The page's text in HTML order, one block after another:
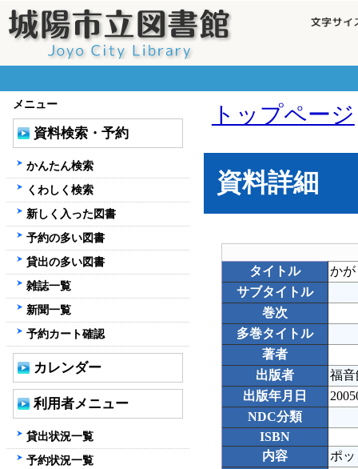
トップページ
資料詳細
タイトル
か
サブタイトル
巻次
多巻タイトル
著者
出版者
福
出版年月日
NDC分類
ISBN
内容
ポ
メニュー
資料検索・予約
かんたん検索
くわしく検索
新しく入った図書
予約の多い図書
貸出の多い図書
雑誌一覧
新聞一覧
予約カート確認
カレンダー
利用者メニュー
貸出状況一覧
予約状況一覧